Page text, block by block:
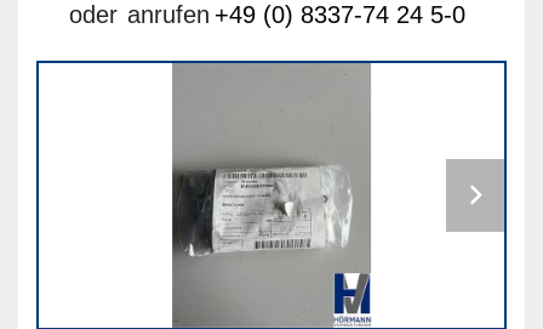
oder anrufen +49 (0) 8337-74 24 5-0